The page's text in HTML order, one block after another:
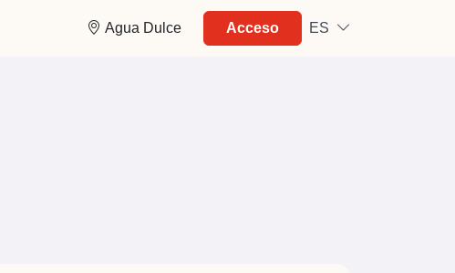
Agua Dulce Acceso ES